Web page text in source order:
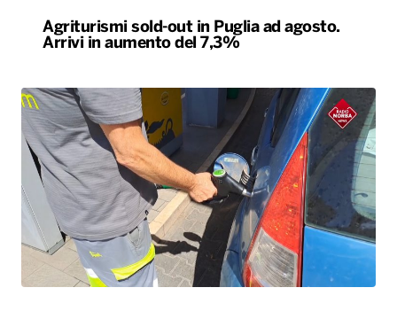
Agriturismi sold-out in Puglia ad agosto.
Arrivi in aumento del 7,3%